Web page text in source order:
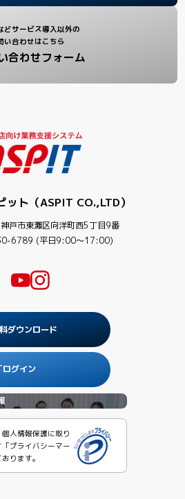
どサービス導入以外の
い合わせはこちら
合わせフォーム
ット（ASPIT CO.,LTD）
市東灘区向洋町西5丁目9番
6789 (平日9:00〜17:00)
ダウンロード
グイン
人情報保護に取り
プライバシーマー
ります。